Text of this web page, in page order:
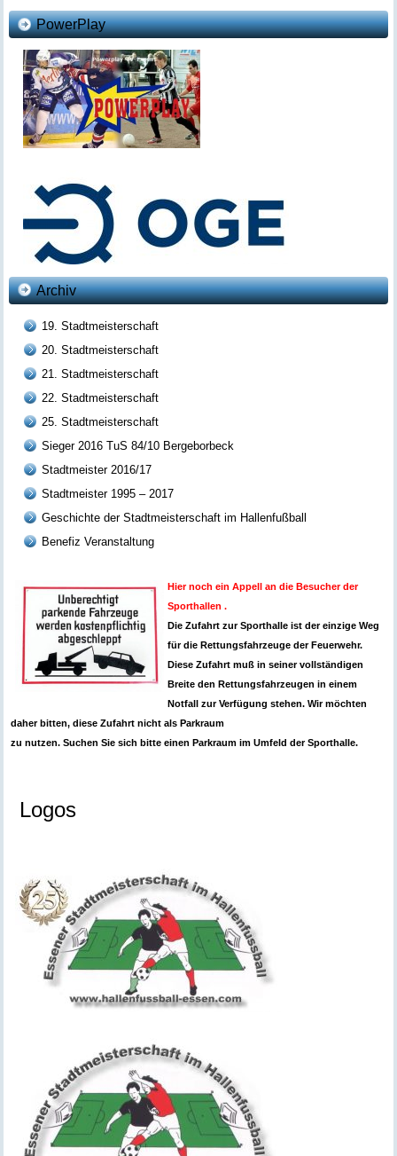
PowerPlay
Archiv
19. Stadtmeisterschaft
20. Stadtmeisterschaft
21. Stadtmeisterschaft
22. Stadtmeisterschaft
25. Stadtmeisterschaft
Sieger 2016 TuS 84/10 Bergeborbeck
Stadtmeister 2016/17
Stadtmeister 1995 – 2017
Geschichte der Stadtmeisterschaft im Hallenfußball
Benefiz Veranstaltung
Hier noch ein Appell an die Besucher der
Sporthallen .
Die Zufahrt zur Sporthalle ist der einzige Weg
für die Rettungsfahrzeuge der Feuerwehr.
Diese Zufahrt muß in seiner vollständigen
Breite den Rettungsfahrzeugen in einem
Notfall zur Verfügung stehen. Wir möchten
daher bitten, diese Zufahrt nicht als Parkraum
zu nutzen. Suchen Sie sich bitte einen Parkraum im Umfeld der Sporthalle.
Logos